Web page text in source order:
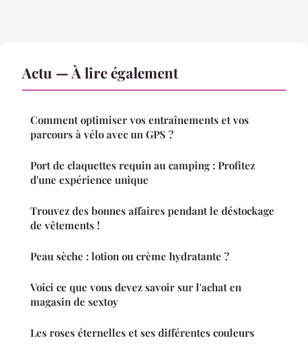
Actu — À lire également
Comment optimiser vos entraînements et vos
parcours à vélo avec un GPS ?
Port de claquettes requin au camping : Profitez
d'une expérience unique
Trouvez des bonnes affaires pendant le déstockage
de vêtements !
Peau sèche : lotion ou crème hydratante ?
Voici ce que vous devez savoir sur l'achat en
magasin de sextoy
Les roses éternelles et ses différentes couleurs